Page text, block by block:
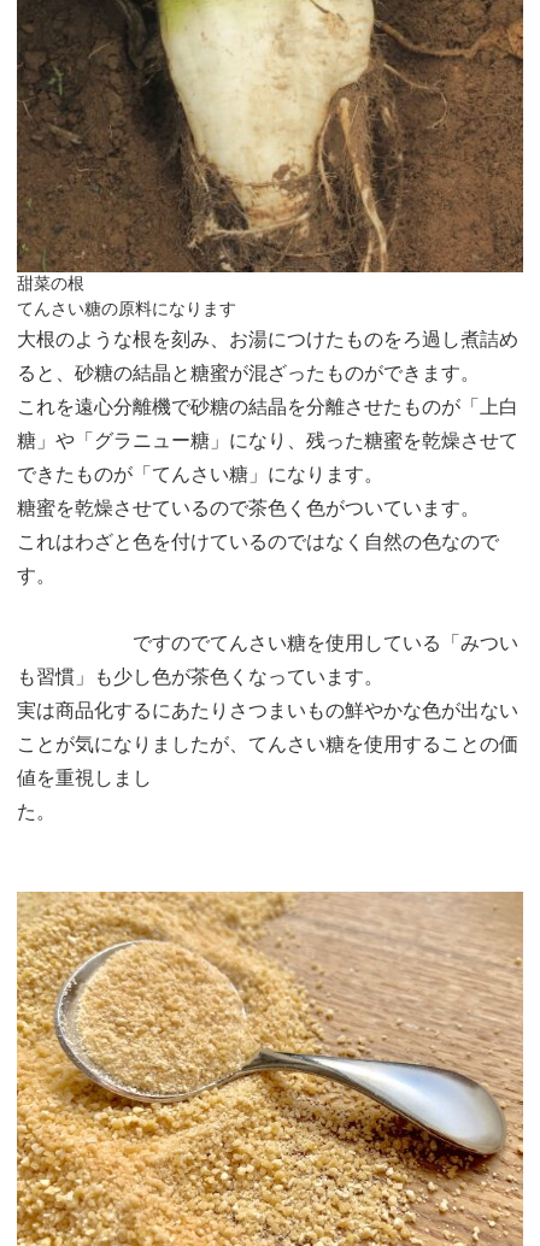
甜菜の根
てんさい糖の原料になります
大根のような根を刻み、お湯につけたものをろ過し煮詰め
ると、砂糖の結晶と糖蜜が混ざったものができます。
これを遠心分離機で砂糖の結晶を分離させたものが「上白
糖」や「グラニュー糖」になり、残った糖蜜を乾燥させて
できたものが「てんさい糖」になります。
糖蜜を乾燥させているので茶色く色がついています。
これはわざと色を付けているのではなく自然の色なので
す。
ですのでてんさい糖を使用している「みつい
も習慣」も少し色が茶色くなっています。
実は商品化するにあたりさつまいもの鮮やかな色が出ない
ことが気になりましたが、てんさい糖を使用することの価
値を重視しまし
た。